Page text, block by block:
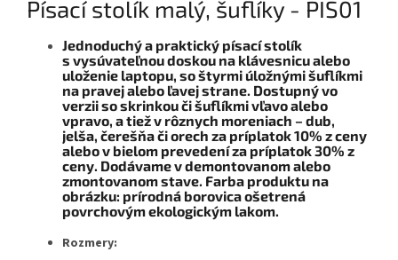
Písací stolík malý, šuflíky - PIS01
Jednoduchý a praktický písací stolík
s vysúvateľnou doskou na klávesnicu alebo
uloženie laptopu, so štyrmi úložnými šuflíkmi
na pravej alebo ľavej strane. Dostupný vo
verzii so skrinkou či šuflíkmi vľavo alebo
vpravo, a tiež v rôznych moreniach – dub,
jelša, čerešňa či orech za príplatok 10% z ceny
alebo v bielom prevedení za príplatok 30% z
ceny. Dodávame v demontovanom alebo
zmontovanom stave. Farba produktu na
obrázku: prírodná borovica ošetrená
povrchovým ekologickým lakom.
Rozmery: